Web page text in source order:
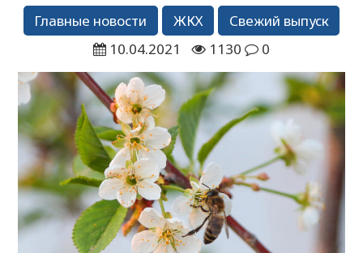
Главные новости ЖКХ
Свежий выпуск
10.04.2021
1130 0